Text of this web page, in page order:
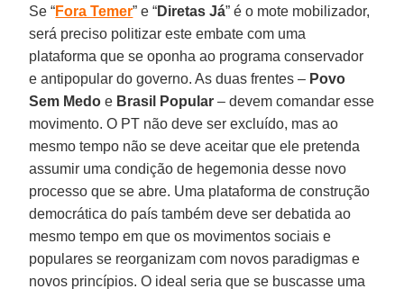
Se “Fora Temer” e “Diretas Já” é o mote mobilizador,
será preciso politizar este embate com uma
plataforma que se oponha ao programa conservador
e antipopular do governo. As duas frentes – Povo
Sem Medo e Brasil Popular – devem comandar esse
movimento. O PT não deve ser excluído, mas ao
mesmo tempo não se deve aceitar que ele pretenda
assumir uma condição de hegemonia desse novo
processo que se abre. Uma plataforma de construção
democrática do país também deve ser debatida ao
mesmo tempo em que os movimentos sociais e
populares se reorganizam com novos paradigmas e
novos princípios. O ideal seria que se buscasse uma